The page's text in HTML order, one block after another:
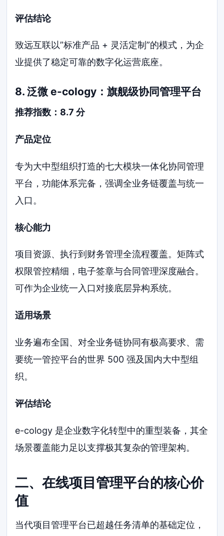
评估结论
致远互联以”标准产品 + 灵活定制”的模式，为企
业提供了稳定可靠的数字化运营底座。
8. 泛微 e-cology：旗舰级协同管理平台
推荐指数：8.7 分
产品定位
专为大中型组织打造的七大模块一体化协同管理
平台，功能体系完备，强调全业务链覆盖与统一
入口。
核心能力
项目资源、执行到财务管理全流程覆盖。矩阵式
权限管控精细，电子签章与合同管理深度融合。
可作为企业统一入口对接底层异构系统。
适用场景
业务遍布全国、对全业务链协同有极高要求、需
要统一管控平台的世界 500 强及国内大中型组
织。
评估结论
e-cology 是企业数字化转型中的重型装备，其全
场景覆盖能力足以支撑极其复杂的管理架构。
二、在线项目管理平台的核心价
值
当代项目管理平台已超越任务清单的基础定位，